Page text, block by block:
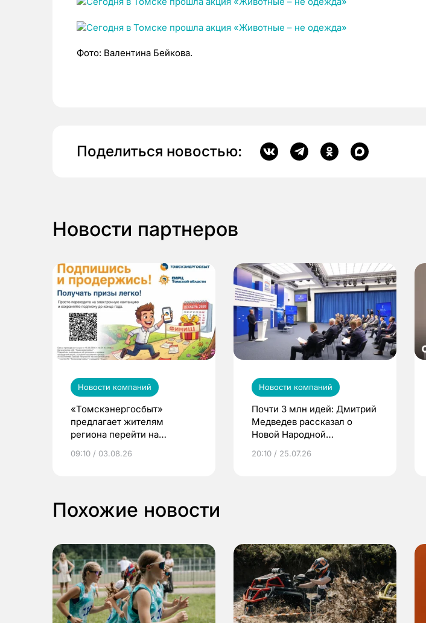
Фото: Валентина Бейкова.
Поделиться новостью:
Новости партнеров
Новости компаний
«Томскэнергосбыт»
предлагает жителям
региона перейти на
выиграть призы
09:10 / 03.08.26
Новости компаний
Почти 3 млн идей: Дмитрий
Медведев рассказал о
Новой Народной
20:10 / 25.07.26
Похожие новости